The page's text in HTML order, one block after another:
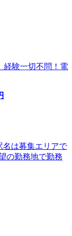
経験一切不問！電
は募集エリアで
の勤務地で勤務